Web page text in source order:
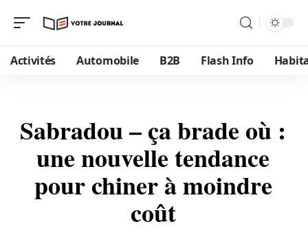
Activités Automobile B2B Flash Info
Sabradou – ça brade où :
une nouvelle tendance
pour chiner à moindre
coût